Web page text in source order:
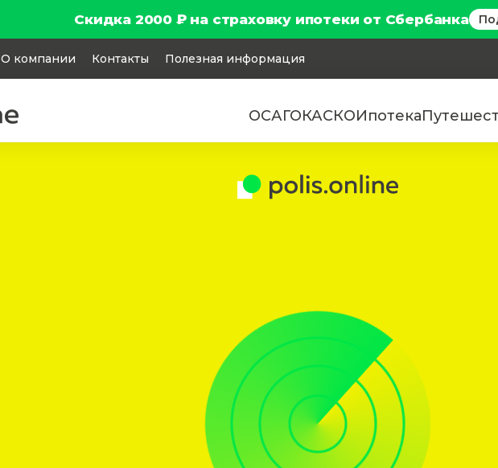
Скидка 2000 ₽ на страховку ипотеки от Сбербанка
О компании Контакты Полезная информация
ОСАГОКАСКОИпотека